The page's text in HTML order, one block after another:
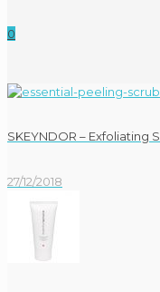
0
SKEYNDOR – Exfoliating
27/12/2018